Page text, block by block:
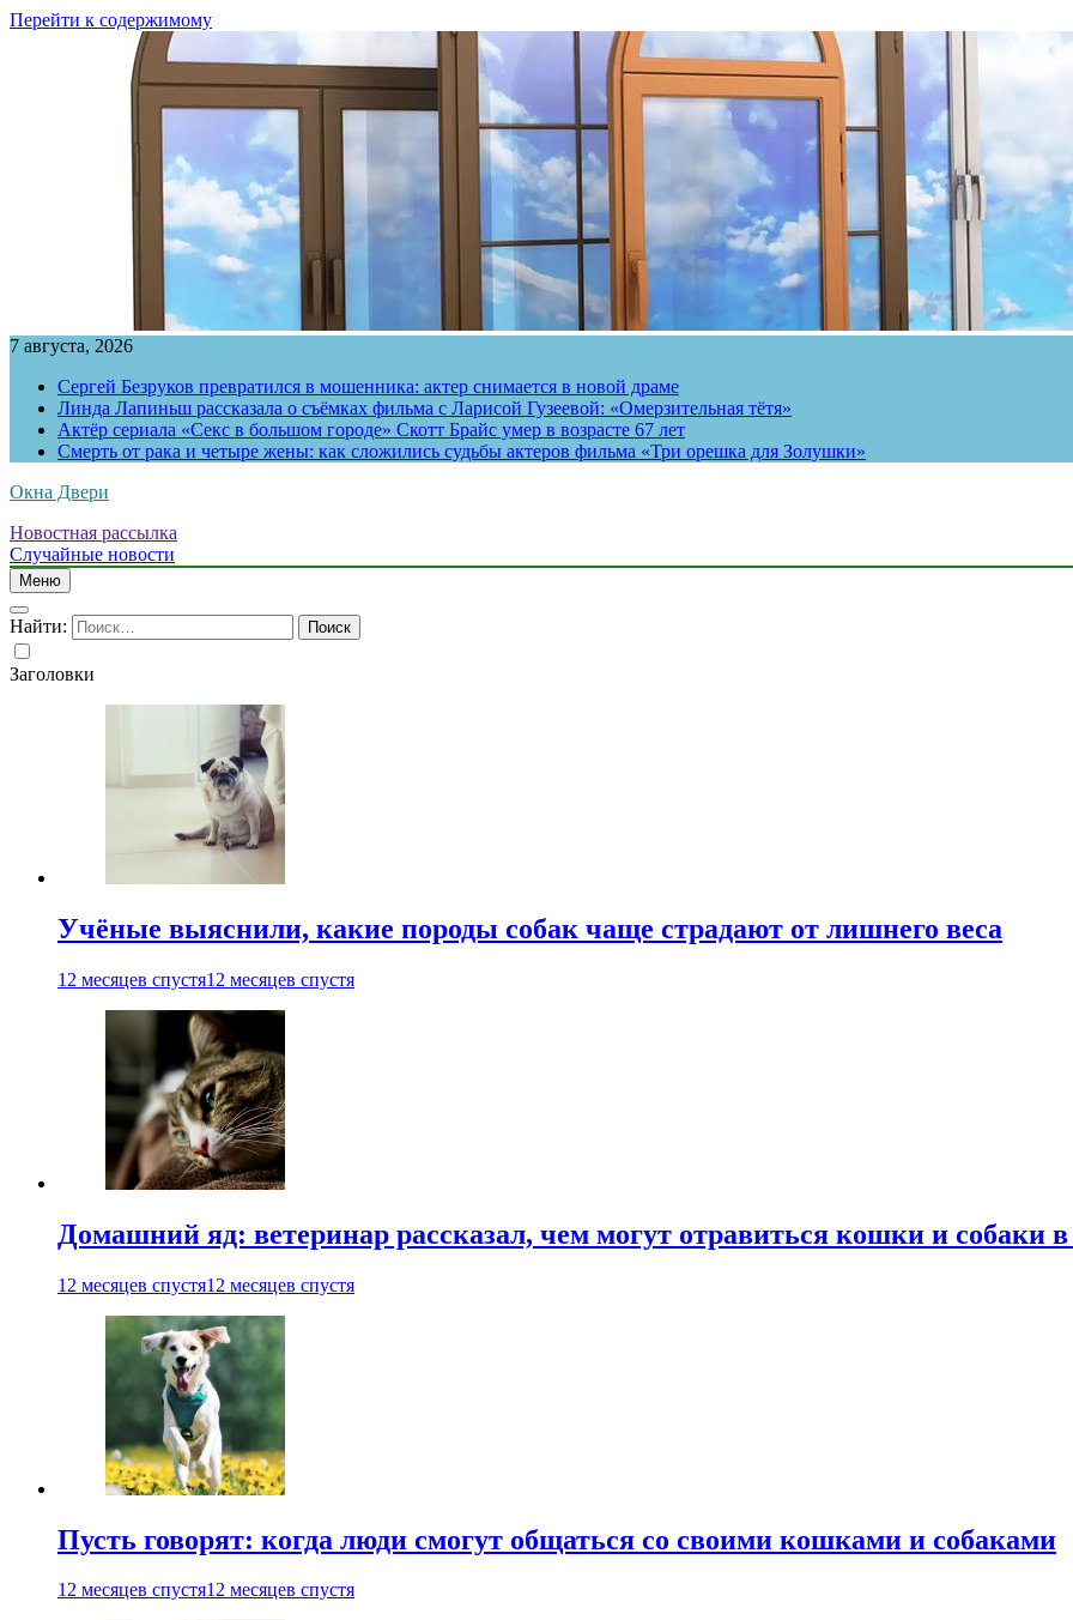
Перейти к содержимому
7 августа, 2026
Сергей Безруков превратился в мошенника: актер снимается в новой драме
Линда Лапиньш рассказала о съёмках фильма с Ларисой Гузеевой: «Омерзительная тётя»
Актёр сериала «Секс в большом городе» Скотт Брайс умер в возрасте 67 лет
Смерть от рака и четыре жены: как сложились судьбы актеров фильма «Три орешка для Золушки»
Окна Двери
Новостная рассылка
Случайные новости
Меню
Найти:
Заголовки
Учёные выяснили, какие породы собак чаще страдают от лишнего веса
12 месяцев спустя12 месяцев спустя
Домашний яд: ветеринар рассказал, чем могут отравиться кошки и собаки
12 месяцев спустя12 месяцев спустя
Пусть говорят: когда люди смогут общаться со своими кошками и собаками
12 месяцев спустя12 месяцев спустя